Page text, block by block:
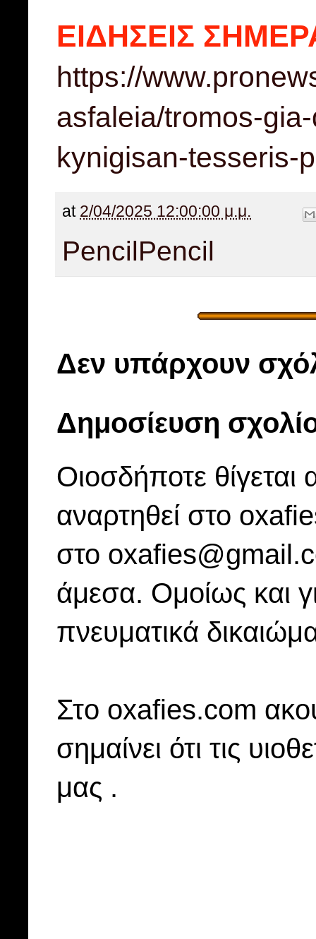
ΕΙΔΗΣΕΙΣ
https://
asfaleia/tromos-
kynigisan-tesseris-
at 2/04/2025 12:00:00 μ.μ.
PencilPencil
Δεν υπάρχουν
Δημοσίευση
Οιοσδήποτε
αναρτηθεί στο
στο
άμεσα. Ομοίως και
πνευματικά
Στo oxafies.com
σημαίνει ότι τις
μας .